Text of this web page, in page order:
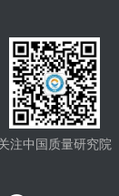
注中国质量研究院